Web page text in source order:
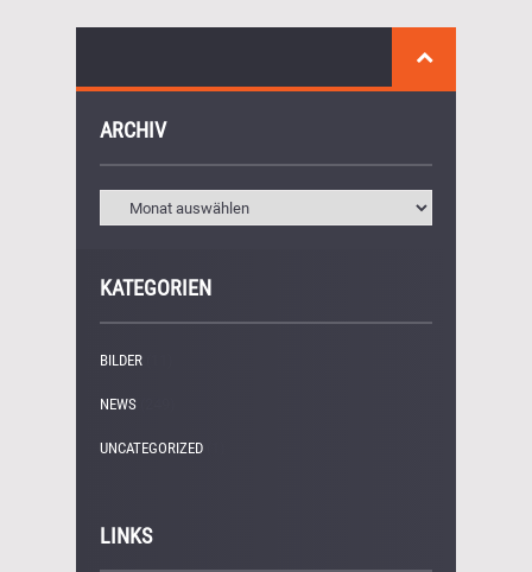
ARCHIV
KATEGORIEN
BILDER
NEWS
UNCATEGORIZED
LINKS